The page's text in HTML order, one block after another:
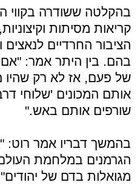
בהקלטה ששודרה בקווי
קריאות מסיתות
הציבור החרדיים לנאצים
בהם. בין היתר אמר: "אם
של פעם, אז לא רק שהיו
אותם המכונים 'שלוחי
שורפים אותם באש."
בהמשך דבריו אמר רוט:
הגרמנים במלחמת העולם
מגואלות בדם של